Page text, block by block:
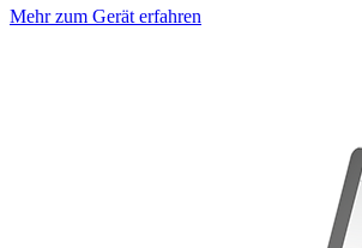
Mehr zum Gerät erfahren